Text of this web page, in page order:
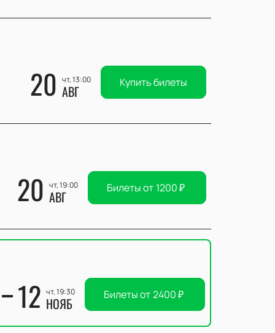
20 чт, 13:00
АВГ Купить билеты
20 чт, 19:00
АВГ Билеты от 1200₽
12 чт, 19:30
НОЯБ Билеты от 2400₽